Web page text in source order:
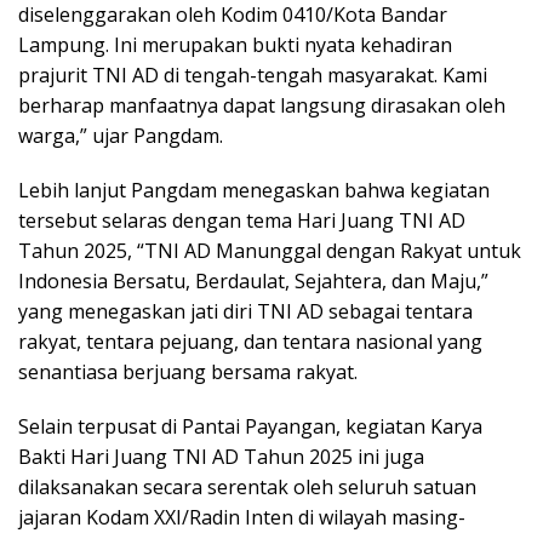
diselenggarakan oleh Kodim 0410/Kota Bandar
Lampung. Ini merupakan bukti nyata kehadiran
prajurit TNI AD di tengah-tengah masyarakat. Kami
berharap manfaatnya dapat langsung dirasakan oleh
warga,” ujar Pangdam.
Lebih lanjut Pangdam menegaskan bahwa kegiatan
tersebut selaras dengan tema Hari Juang TNI AD
Tahun 2025, “TNI AD Manunggal dengan Rakyat untuk
Indonesia Bersatu, Berdaulat, Sejahtera, dan Maju,”
yang menegaskan jati diri TNI AD sebagai tentara
rakyat, tentara pejuang, dan tentara nasional yang
senantiasa berjuang bersama rakyat.
Selain terpusat di Pantai Payangan, kegiatan Karya
Bakti Hari Juang TNI AD Tahun 2025 ini juga
dilaksanakan secara serentak oleh seluruh satuan
jajaran Kodam XXI/Radin Inten di wilayah masing-